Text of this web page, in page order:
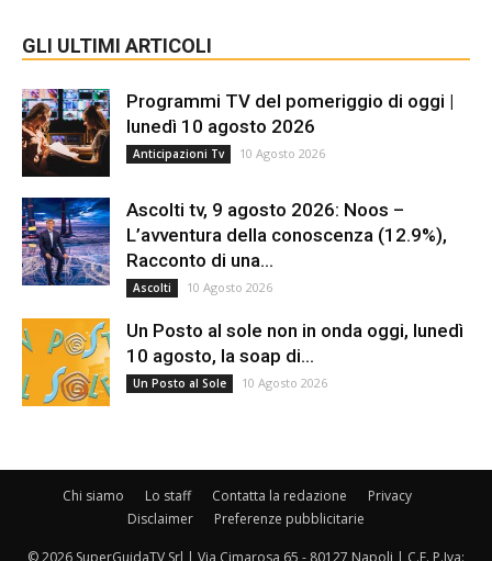
GLI ULTIMI ARTICOLI
Programmi TV del pomeriggio di oggi |
lunedì 10 agosto 2026
Anticipazioni Tv 10 Agosto 2026
Ascolti tv, 9 agosto 2026: Noos –
L’avventura della conoscenza (12.9%),
Racconto di una...
Ascolti 10 Agosto 2026
Un Posto al sole non in onda oggi, lunedì
10 agosto, la soap di...
Un Posto al Sole 10 Agosto 2026
Chi siamo Lo staff Contatta la redazione
Privacy
Disclaimer
Preferenze pubblicitarie
© 2026 SuperGuidaTV Srl | Via Cimarosa 65 - 80127 Napoli | C.F. P.Iva: